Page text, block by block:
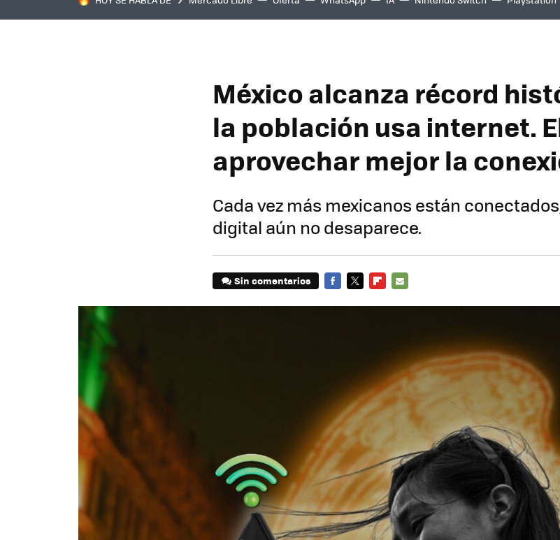
México alcanza récord
la población usa internet.
aprovechar mejor la
Cada vez más mexicanos están
digital aún no desaparece.
Sin comentarios